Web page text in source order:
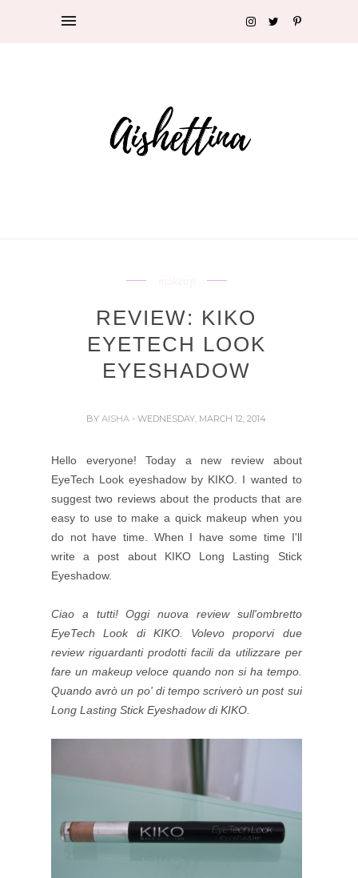
REVIEW: KIKO
EYETECH LOOK
EYESHADOW
BYAISHA- WEDNESDAY, MARCH 12, 2014
Hello everyone! Today a new review about
EyeTech Look eyeshadow by KIKO. I wanted to
suggest two reviews about the products that are
easy to use to make a quick makeup when you
do not have time. When I have some time I'll
write a post about KIKO Long Lasting Stick
Eyeshadow.
Ciao a tutti! Oggi nuova review sull'ombretto
EyeTech Look di KIKO. Volevo proporvi due
review riguardanti prodotti facili da utilizzare per
fare un makeup veloce quando non si ha tempo.
Quando avrò un po' di tempo scriverò un post sui
Long Lasting Stick Eyeshadow di KIKO.